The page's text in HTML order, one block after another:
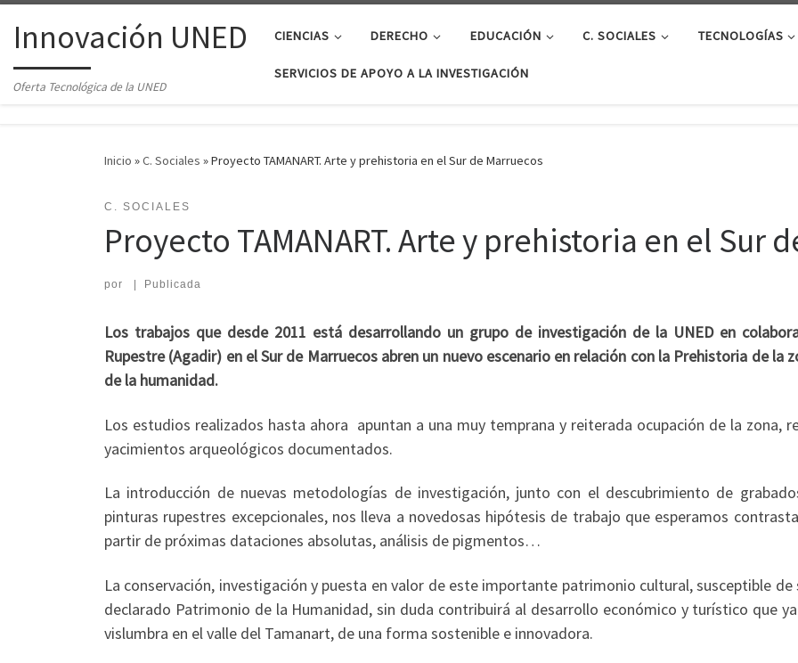
Saltar al contenido
Innovación UNED
Oferta Tecnológica de la UNED
CIENCIAS DERECHO EDUCACIÓN C. SOCIALES TECNOLOGÍAS
SERVICIOS DE APOYO A LA INVESTIGACIÓN
Inicio »C. Sociales »Proyecto TAMANART. Arte y prehistoria en el Sur de Marruecos
C. SOCIALES
Proyecto TAMANART. Arte y prehistoria en el Sur
por Publicada
Los trabajos que desde 2011 está desarrollando un grupo de investigación de la UNED en
Rupestre (Agadir) en el Sur de Marruecos abren un nuevo escenario en relación con la Prehistoria de
de la humanidad.
Los estudios realizados hasta ahora apuntan a una muy temprana y reiterada ocupación de la
yacimientos arqueológicos documentados.
La introducción de nuevas metodologías de investigación, junto con el descubrimiento de
pinturas rupestres excepcionales, nos lleva a novedosas hipótesis de trabajo que esperamos
partir de próximas dataciones absolutas, análisis de pigmentos…
La conservación, investigación y puesta en valor de este importante patrimonio cultural, susceptible de
declarado Patrimonio de la Humanidad, sin duda contribuirá al desarrollo económico y turístico que
vislumbra en el valle del Tamanart, de una forma sostenible e innovadora.